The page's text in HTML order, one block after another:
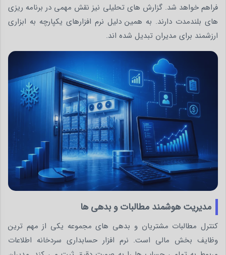
فراهم خواهد شد. گزارش های تحلیلی نیز نقش مهمی در برنامه ریزی
های بلندمدت دارند. به همین دلیل نرم افزارهای یکپارچه به ابزاری
ارزشمند برای مدیران تبدیل شده اند.
مدیریت هوشمند مطالبات و بدهی ها
کنترل مطالبات مشتریان و بدهی های مجموعه یکی از مهم ترین
وظایف بخش مالی است. نرم افزار حسابداری سردخانه اطلاعات